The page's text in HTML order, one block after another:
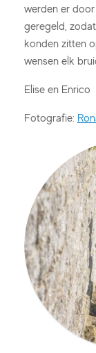
werden er
geregeld,
konden zitten
wensen elk
Elise en Enrico
Fotografie: